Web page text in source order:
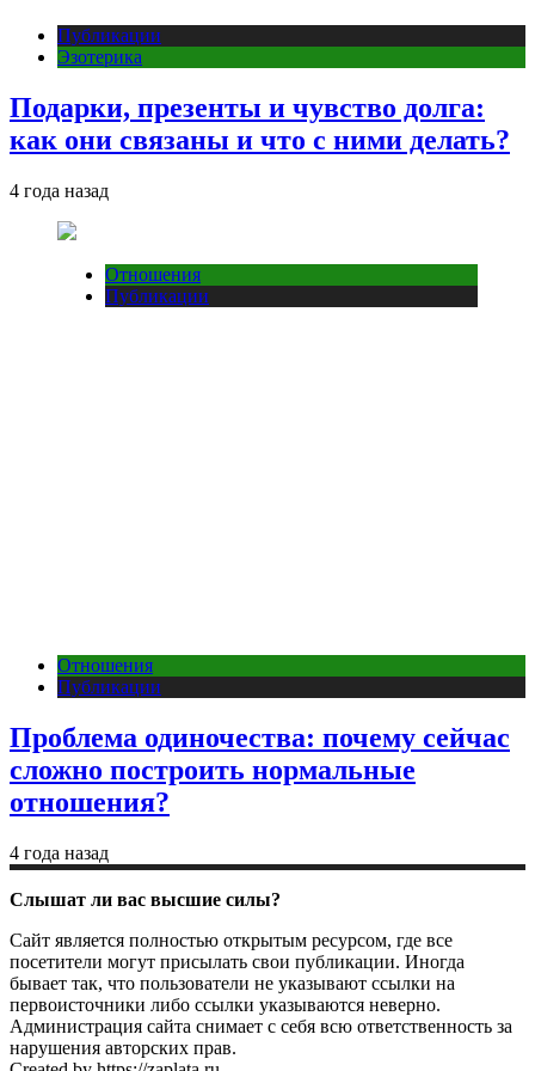
Публикации
Эзотерика
Подарки, презенты и чувство долга:
как они связаны и что с ними делать?
4 года назад
Отношения
Публикации
Отношения
Публикации
Проблема одиночества: почему сейчас
сложно построить нормальные
отношения?
4 года назад
Слышат ли вас высшие силы?
Сайт является полностью открытым ресурсом, где все
посетители могут присылать свои публикации. Иногда
бывает так, что пользователи не указывают ссылки на
первоисточники либо ссылки указываются неверно.
Администрация сайта снимает с себя всю ответственность за
нарушения авторских прав.